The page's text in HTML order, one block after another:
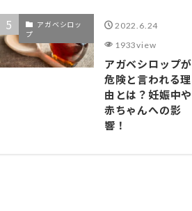
アガベシロッ
プ
2022.6.24
1933view
アガベシロップが
危険と言われる理
由とは？妊娠中や
赤ちゃんへの影
響！